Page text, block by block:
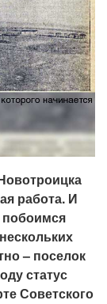
работа. И
побоимся
– поселок
статус
Советского